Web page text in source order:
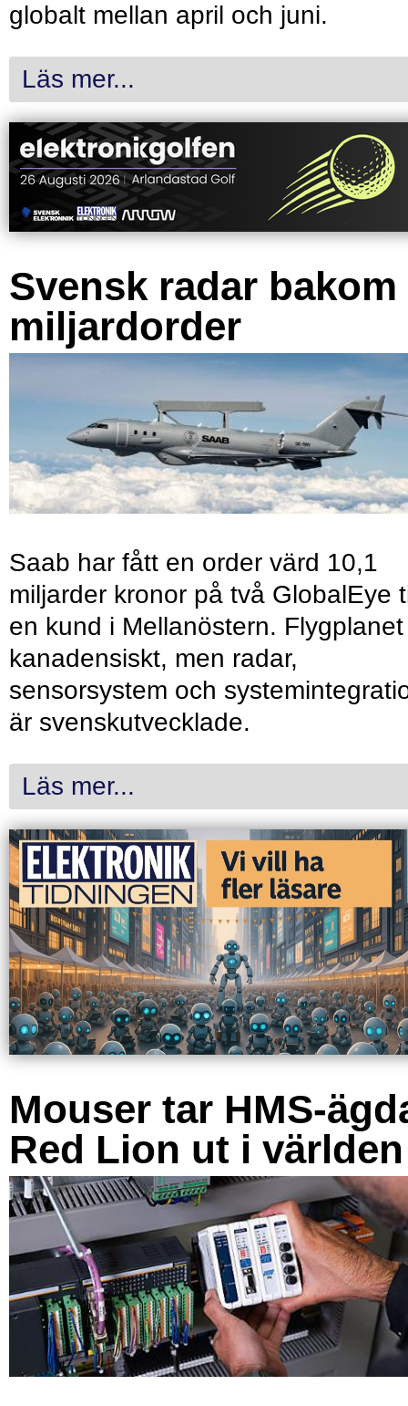
globalt mellan april och juni.
Läs mer...
Svensk radar bakom
miljardorder
Saab har fått en order värd 10,1
miljarder kronor på två GlobalEye
en kund i Mellanöstern.
kanadensiskt, men radar,
sensorsystem och
är svenskutvecklade.
Läs mer...
Mouser tar HMS-
Red Lion ut i världen